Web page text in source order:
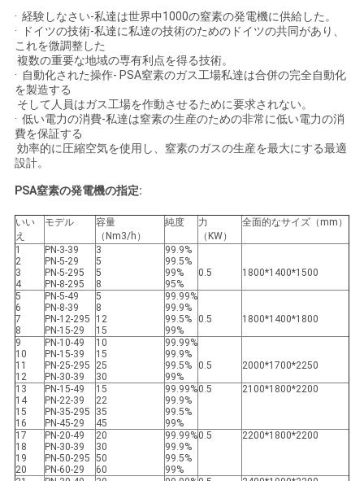
金
を
求
め
て
く
だ
さ
い
NEWS
地
図
プ
· 経験しなさい-私達は世界中1000の窒素の発電機に供給した。
· ドイツの技術-私達に私達の技術のためのドイツの共同があり、
これを微調整した
複数の重要な地域の専有利点を得る技術。
· 自動化された操作- PSA窒素のガス工場私達は合併の完全自動化
を製造する
そして人員はガス工場を作動させるために要求されない。
· 低い電力の消費-私達は窒素の生産のための非常に低い電力の消
費を保証する
効率的に圧縮空気を使用し、窒素のガスの生産を最大にする最適
設計。
PSA窒素の発電機の指定:
いい
え
モデル
容量
（Nm3/h）
純度
力
（KW）
全面的なサイズ（mm）
1
2
3
4
PN-3-39
PN-5-29
PN-5-295
PN-8-295
3
5
5
8
99.9%
99.5%
99%
95%
0.5 1800*1400*1500
5
6
7
8
PN-5-49
PN-8-39
PN-12-295
PN-15-29
5
8
12
15
99.99%
99.9%
99.5%
99%
0.5 1800*1400*1800
9
10
11
12
PN-10-49
PN-15-39
PN-25-295
PN-30-39
10
15
25
30
99.99%
99.9%
99.5%
99%
0.5 2000*1700*2250
13
14
15
16
PN-15-49
PN-22-39
PN-35-295
PN-45-29
15
22
35
45
99.99%
99.9%
99.5%
99%
0.5 2100*1800*2200
17
18
19
20
PN-20-49
PN-30-39
PN-50-295
PN-60-29
20
30
50
60
99.99%
99.9%
99.5%
99%
0.5 2200*1800*2200